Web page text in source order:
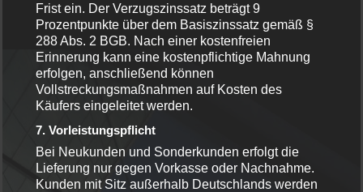
Frist ein. Der Verzugszinssatz beträgt 9
Prozentpunkte über dem Basiszinssatz gemäß §
288 Abs. 2 BGB. Nach einer kostenfreien
Erinnerung kann eine kostenpflichtige Mahnung
erfolgen, anschließend können
Vollstreckungsmaßnahmen auf Kosten des
Käufers eingeleitet werden.
7. Vorleistungspflicht
Bei Neukunden und Sonderkunden erfolgt die
Lieferung nur gegen Vorkasse oder Nachnahme.
Kunden mit Sitz außerhalb Deutschlands werden